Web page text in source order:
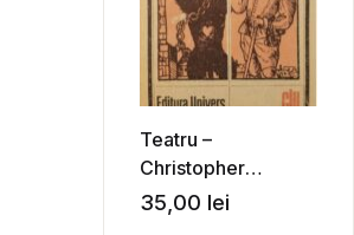
Teatru –
Christopher
Marlowe
35,00 lei